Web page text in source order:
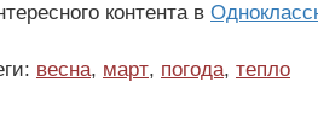
контента в
весна, март, погода, тепло